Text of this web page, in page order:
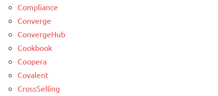
Compliance
Converge
ConvergeHub
Cookbook
Coopera
Covalent
CrossSelling